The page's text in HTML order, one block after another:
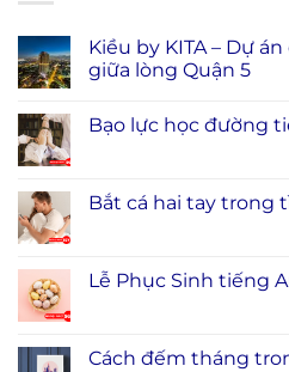
Kiều by KITA – Dự
giữa lòng Quận 5
Bạo lực học đường
Bắt cá hai tay trong
Lễ Phục Sinh tiếng
Cách đếm tháng